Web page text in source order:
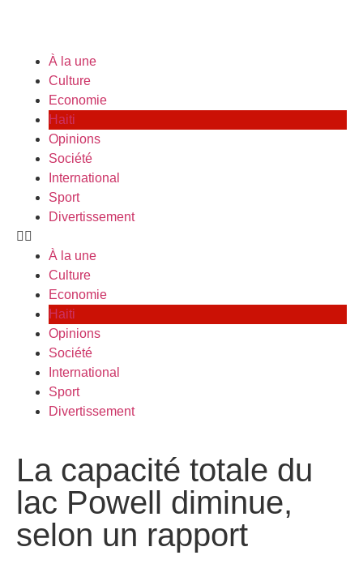
À la une
Culture
Economie
Haiti
Opinions
Société
International
Sport
Divertissement
À la une
Culture
Economie
Haiti
Opinions
Société
International
Sport
Divertissement
La capacité totale du
lac Powell diminue,
selon un rapport